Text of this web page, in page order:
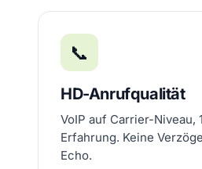
📞
HD-Anrufqualität
VoIP auf Carrier-Niveau,
Erfahrung. Keine
Echo.